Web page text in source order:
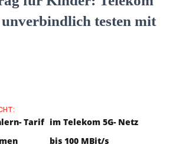
testen mit
Tarif im Telekom 5G- Netz
bis 100 MBit/s